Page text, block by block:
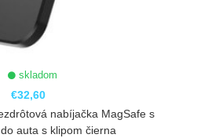
skladom
€32,60
nabíjačka MagSafe s
auta s klipom čierna